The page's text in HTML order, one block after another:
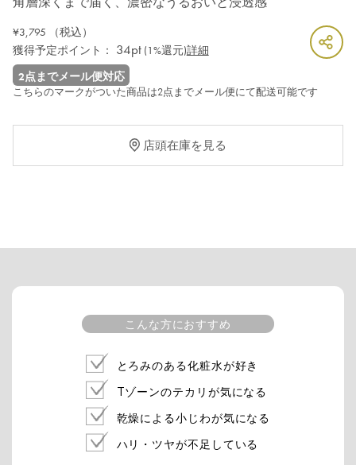
¥3,795 （税込）
獲得予定ポイント：
34pt (1%還元)詳細
2点までメール便対応
こちらのマークがついた商品は2点までメール便にて配送可能です
店頭在庫を見る
こんな方におすすめ
とろみのある化粧水が好き
Tゾーンのテカリが気になる
乾燥による小じわが気になる
ハリ・ツヤが不足している